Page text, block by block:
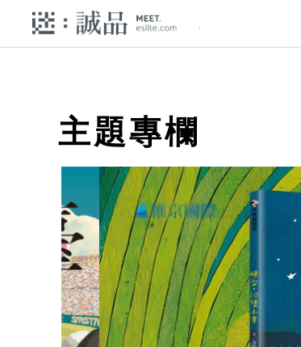
主題專欄